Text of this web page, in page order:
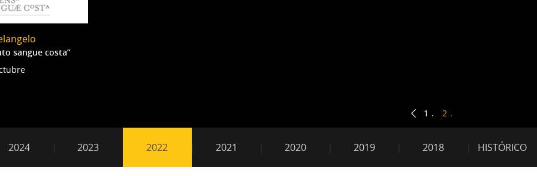
sangue costa”
1 2
2024 2023 2022 2021 2020 2019 2018 HISTÓRICO